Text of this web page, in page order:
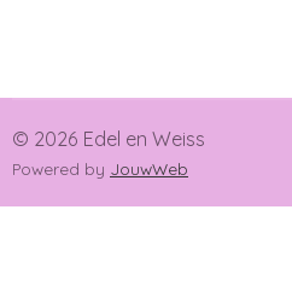
© 2026 Edel en Weiss
Powered by JouwWeb